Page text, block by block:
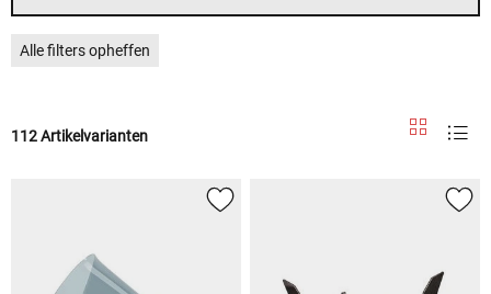
Alle filters opheffen
112 Artikelvarianten